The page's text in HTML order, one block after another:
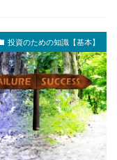
投資のための知識【基本】